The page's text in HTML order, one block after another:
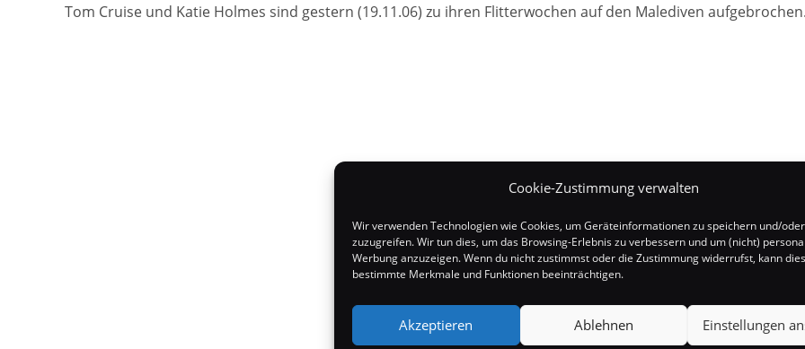
Cookie-Zustimmung verwalten
Wir verwenden Technologien wie Cookies, um Geräteinformationen zu speichern und/
zuzugreifen. Wir tun dies, um das Browsing-Erlebnis zu verbessern und um (nicht)
Werbung anzuzeigen. Wenn du nicht zustimmst oder die Zustimmung widerrufst, kann dies
bestimmte Merkmale und Funktionen beeinträchtigen.
Akzeptieren Ablehnen Einstellungen
Tom Cruise und Katie Holmes sind gestern (19.11.06) zu ihren Flitterwochen auf den Malediven